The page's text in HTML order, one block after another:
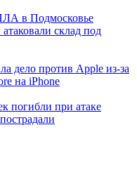
в Подмосковье
склад под
дело против Apple из-за
на iPhone
погибли при атаке